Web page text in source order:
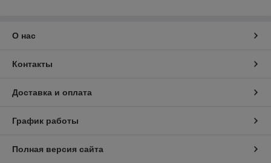
О нас
Контакты
Доставка и оплата
График работы
Полная версия сайта